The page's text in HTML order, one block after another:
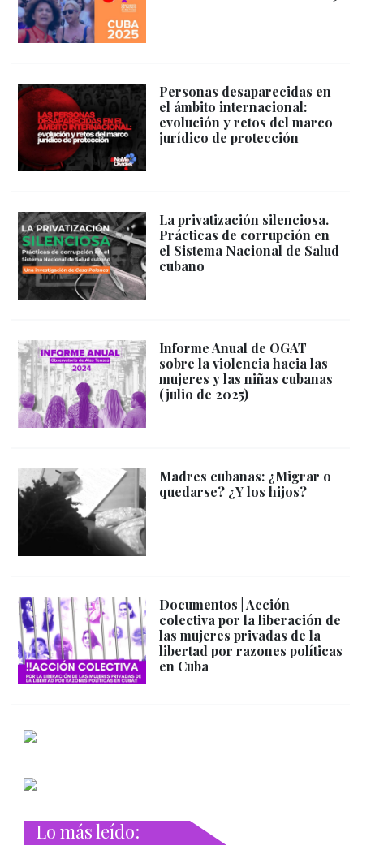
Personas desaparecidas en
el ámbito internacional:
evolución y retos del marco
jurídico de protección
La privatización silenciosa.
Prácticas de corrupción en
el Sistema Nacional de Salud
cubano
Informe Anual de OGAT
sobre la violencia hacia las
mujeres y las niñas cubanas
(julio de 2025)
Madres cubanas: ¿Migrar o
quedarse? ¿Y los hijos?
Documentos | Acción
colectiva por la liberación de
las mujeres privadas de la
libertad por razones políticas
en Cuba
Lo más leído: